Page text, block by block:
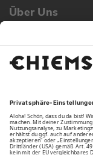
Über Uns
Family
Unsere Vorteile